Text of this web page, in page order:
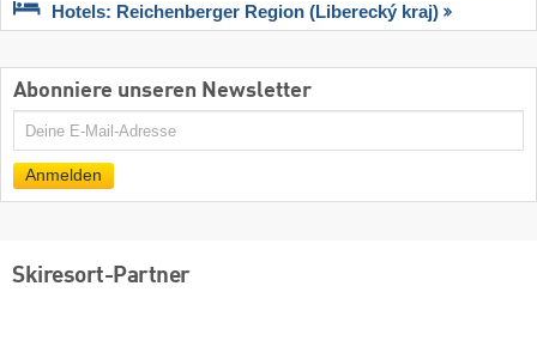
Hotels: Reichenberger Region (Liberecký kraj)
Abonniere unseren Newsletter
E-
Mail
Anmelden
Skiresort-Partner